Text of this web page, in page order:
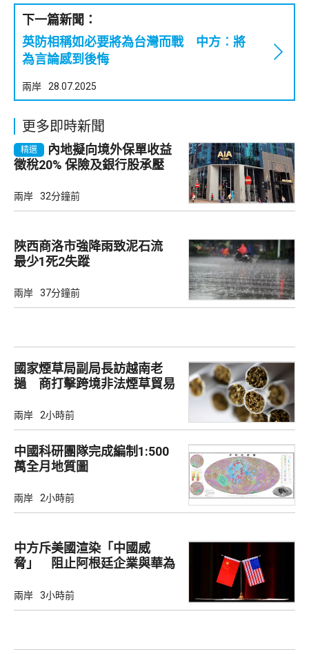
下一篇新聞：
英防相稱如必要將為台灣而戰 中方︰將
為言論感到後悔
兩岸 28.07.2025
更多即時新聞
精選
內地擬向境外保單收益
徵稅20% 保險及銀行股承壓
兩岸 32分鐘前
陜西商洛市強降雨致泥石流
最少1死2失蹤
兩岸 37分鐘前
國家煙草局副局長訪越南老
撾 商打擊跨境非法煙草貿易
兩岸 2小時前
中國科研團隊完成編制1:500
萬全月地質圖
兩岸 2小時前
中方斥美國渲染「中國威
脅」 阻止阿根廷企業與華為
兩岸 3小時前